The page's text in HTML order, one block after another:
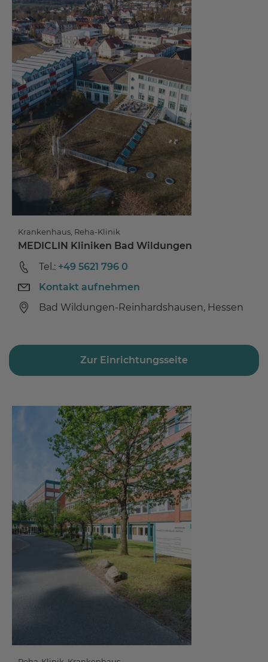
Krankenhaus, Reha-Klinik
MEDICLIN Kliniken Bad Wildungen
Tel.: +49 5621 796 0
Kontakt aufnehmen
Bad Wildungen-Reinhardshausen, Hessen
Zur Einrichtungsseite